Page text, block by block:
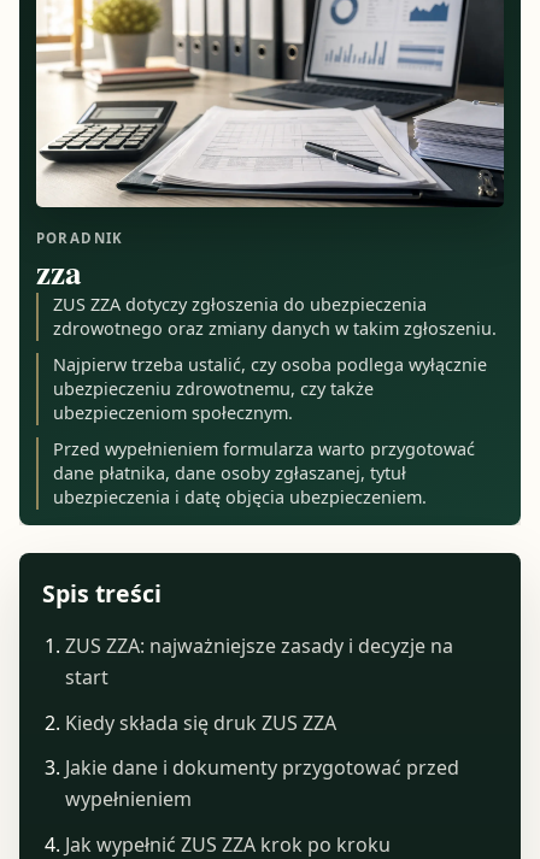
PORADNIK
zza
ZUS ZZA dotyczy zgłoszenia do ubezpieczenia
zdrowotnego oraz zmiany danych w takim zgłoszeniu.
Najpierw trzeba ustalić, czy osoba podlega wyłącznie
ubezpieczeniu zdrowotnemu, czy także
ubezpieczeniom społecznym.
Przed wypełnieniem formularza warto przygotować
dane płatnika, dane osoby zgłaszanej, tytuł
ubezpieczenia i datę objęcia ubezpieczeniem.
Spis treści
ZUS ZZA: najważniejsze zasady i decyzje na
start
Kiedy składa się druk ZUS ZZA
Jakie dane i dokumenty przygotować przed
wypełnieniem
Jak wypełnić ZUS ZZA krok po kroku